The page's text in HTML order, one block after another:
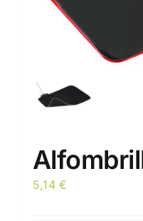
5,14€